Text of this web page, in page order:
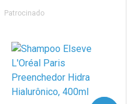
Patrocinado